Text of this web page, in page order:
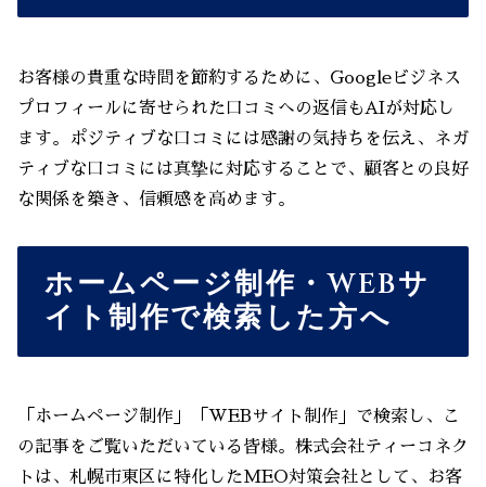
お客様の貴重な時間を節約するために、Googleビジネス
プロフィールに寄せられた口コミへの返信もAIが対応し
ます。ポジティブな口コミには感謝の気持ちを伝え、ネガ
ティブな口コミには真摯に対応することで、顧客との良好
な関係を築き、信頼感を高めます。
ホームページ制作・WEBサ
イト制作で検索した方へ
「ホームページ制作」「WEBサイト制作」で検索し、こ
の記事をご覧いただいている皆様。株式会社ティーコネク
トは、札幌市東区に特化したMEO対策会社として、お客